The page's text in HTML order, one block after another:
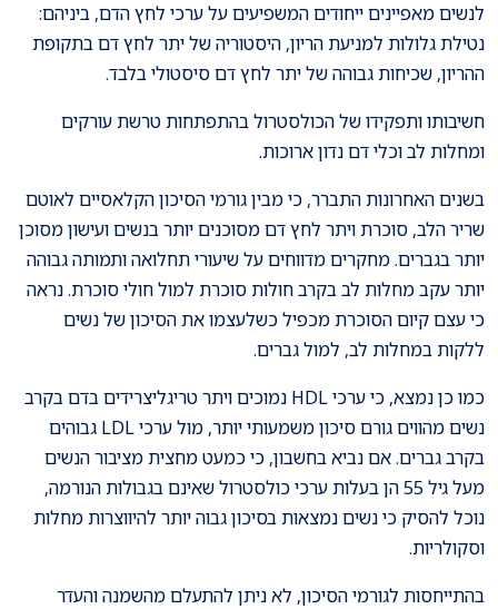
לנשים מאפיינים ייחודים המשפיעים על ערכי לחץ הדם, ביניהם:
נטילת גלולות למניעת הריון, היסטוריה של יתר לחץ דם בתקופת
ההריון, שכיחות גבוהה של יתר לחץ דם סיסטולי בלבד.
חשיבותו ותפקידו של הכולסטרול בהתפתחות טרשת עורקים
ומחלות לב וכלי דם נדון ארוכות.
בשנים האחרונות התברר, כי מבין גורמי הסיכון הקלאסיים לאוטם
שריר הלב, סוכרת ויתר לחץ דם מסוכנים יותר בנשים ועישון מסוכן
יותר בגברים. מחקרים מדווחים על שיעורי תחלואה ותמותה גבוהה
יותר עקב מחלות לב בקרב חולות סוכרת למול חולי סוכרת. נראה
כי עצם קיום הסוכרת מכפיל כשלעצמו את הסיכון של נשים
ללקות במחלות לב, למול גברים.
כמו כן נמצא, כי ערכי HDL נמוכים ויתר טריגליצרידים בדם בקרב
נשים מהווים גורם סיכון משמעותי יותר, מול ערכי LDL גבוהים
בקרב גברים. אם נביא בחשבון, כי כמעט מחצית מציבור הנשים
מעל גיל 55 הן בעלות ערכי כולסטרול שאינם בגבולות הנורמה,
נוכל להסיק כי נשים נמצאות בסיכון גבוה יותר להיווצרות מחלות
וסקולריות.
בהתייחסות לגורמי הסיכון, לא ניתן להתעלם מהשמנה והעדר